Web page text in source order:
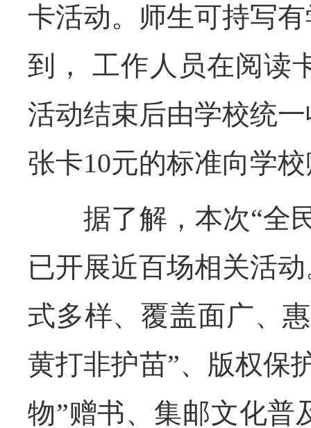
卡活动。师生可持写
到， 工作人员在阅读
活动结束后由学校统
张卡10元的标准向学
据了解，本次“全民
已开展近百场相关活
式多样、覆盖面广、
黄打非护苗”、版权保
物”赠书、集邮文化普